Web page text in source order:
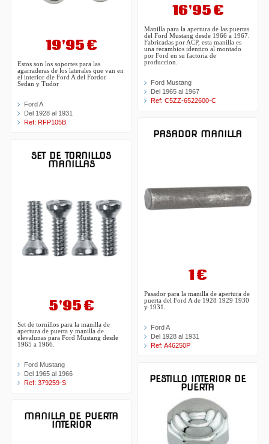
19'95 €
Estos son los soportes para las
agarraderas de los laterales que van en
el interior dle Ford A del Fordor
Sedan y Tudor
Ford A
Del 1928 al 1931
Ref: RFP105B
SET DE TORNILLOS
MANILLAS
5'95 €
Set de tornillos para la manilla de
apertura de puerta y manilla de
elevalunas para Ford Mustang desde
1965 a 1966.
Ford Mustang
Del 1965 al 1966
Ref: 379259-S
MANILLA DE PUERTA
INTERIOR
16'95 €
Manilla para la apertura de las puertas
del Ford Mustang desde 1966 a 1967.
Fabricadas por ACP, esta manilla es
una recambios identico al montado
por Ford en su factoria de
produccion.
Ford Mustang
Del 1965 al 1967
Ref: C5ZZ-6522600-C
PASADOR MANILLA
1 €
Pasador para la manilla de apertura de
puerta del Ford A de 1928 1929 1930
y 1931.
Ford A
Del 1928 al 1931
Ref: A46250P
PESTILLO INTERIOR DE
PUERTA